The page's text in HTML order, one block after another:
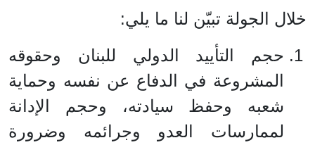
خلال الجولة تبيّن لنا ما يلي:
حجم التأييد الدولي للبنان وحقوقه
المشروعة في الدفاع عن نفسه وحماية
شعبه وحفظ سيادته، وحجم الإدانة
لممارسات العدو وجرائمه وضرورة